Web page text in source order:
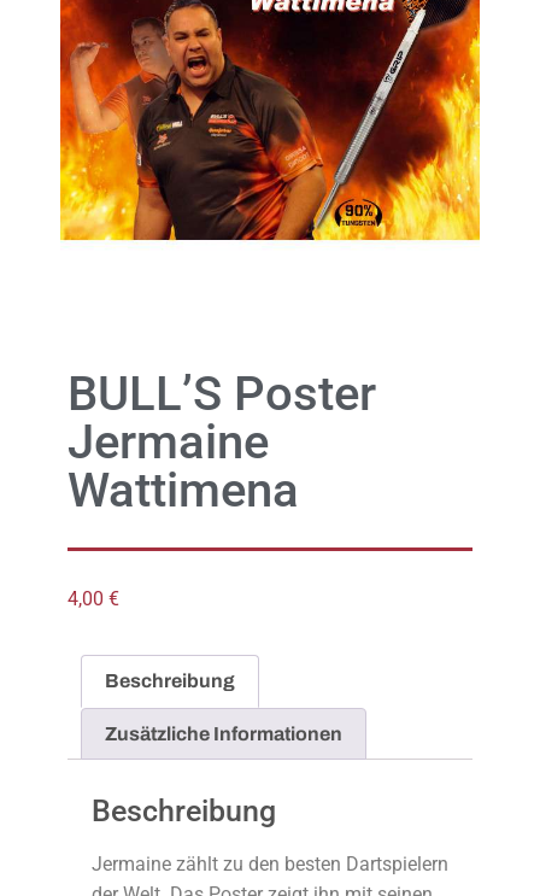
BULL’S Poster
Jermaine
Wattimena
4,00 €
Beschreibung
Zusätzliche Informationen
Beschreibung
Jermaine zählt zu den besten Dartspielern